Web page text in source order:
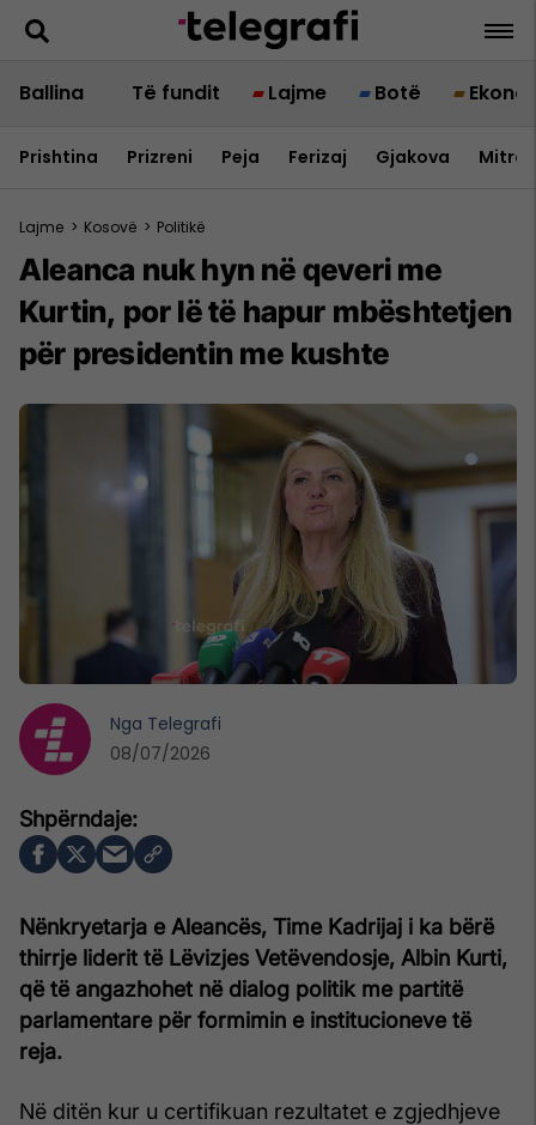
Ballina Të fundit Lajme Botë
Prishtina Prizreni Peja Ferizaj Gjakova
Lajme > Kosovë > Politikë
​Aleanca nuk hyn në qeveri me
Kurtin, por lë të hapur mbështetjen
për presidentin me kushte
Nënkryetarja e Aleancës, Time Kadrijaj i ka bërë
thirrje liderit të Lëvizjes Vetëvendosje, Albin Kurti,
që të angazhohet në dialog politik me partitë
parlamentare për formimin e institucioneve të
reja.
Në ditën kur u certifikuan rezultatet e zgjedhjeve
Nga Telegrafi
08/07/2026